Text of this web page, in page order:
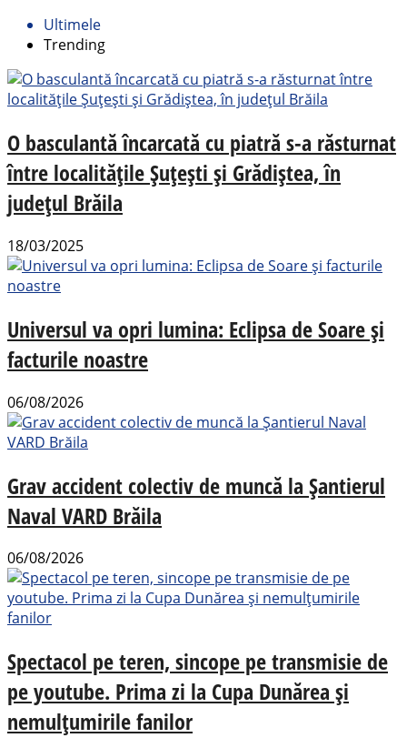
Ultimele
Trending
O basculantă încarcată cu piatră s-a răsturnat
între localitățile Șuțești și Grădiștea, în
județul Brăila
18/03/2025
Universul va opri lumina: Eclipsa de Soare și
facturile noastre
06/08/2026
Grav accident colectiv de muncă la Șantierul
Naval VARD Brăila
06/08/2026
Spectacol pe teren, sincope pe transmisie de
pe youtube. Prima zi la Cupa Dunărea și
nemulțumirile fanilor